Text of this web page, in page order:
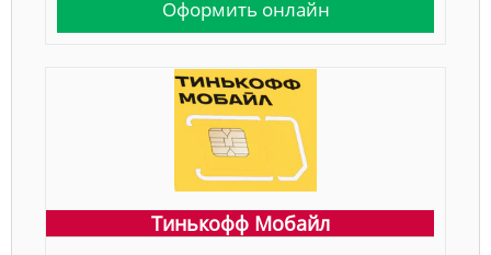
Оформить онлайн
Тинькофф Мобайл